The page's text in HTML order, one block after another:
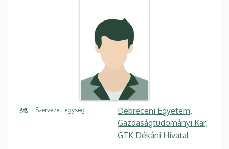
Szervezeti egység
Debreceni Egyetem,
Gazdaságtudományi Kar,
GTK Dékáni Hivatal